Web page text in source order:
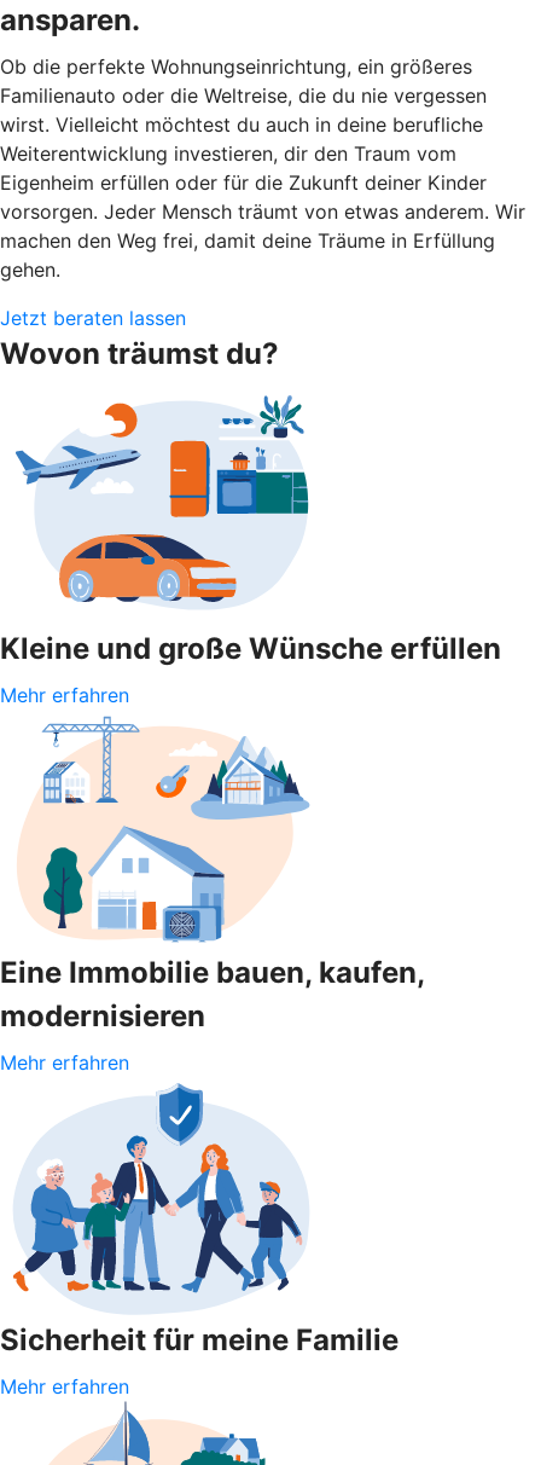
ansparen.
Ob die perfekte Wohnungseinrichtung, ein größeres
Familienauto oder die Weltreise, die du nie vergessen
wirst. Vielleicht möchtest du auch in deine berufliche
Weiterentwicklung investieren, dir den Traum vom
Eigenheim erfüllen oder für die Zukunft deiner Kinder
vorsorgen. Jeder Mensch träumt von etwas anderem. Wir
machen den Weg frei, damit deine Träume in Erfüllung
gehen.
Jetzt beraten lassen
Wovon träumst du?
Kleine und große Wünsche erfüllen
Mehr erfahren
Eine Immobilie bauen, kaufen,
modernisieren
Mehr erfahren
Sicherheit für meine Familie
Mehr erfahren